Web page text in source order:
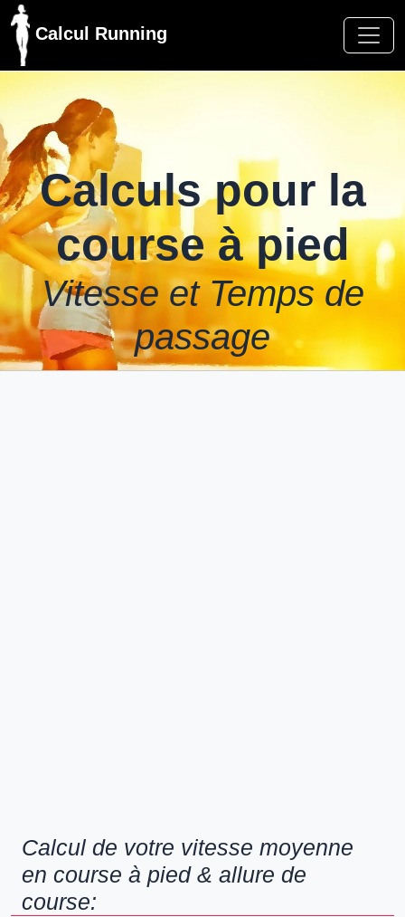
Calcul Running
Calculs pour la
course à pied
Vitesse et Temps de
passage
Calcul de votre vitesse moyenne
en course à pied & allure de
course: